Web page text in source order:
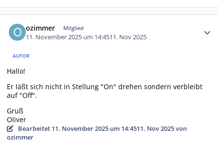
ozimmer Mitglied
11. November 2025 um 14:4511. Nov 2025
AUTOR
Hallo!
Er läßt sich nicht in Stellung "On" drehen sondern verbleibt
auf "Off".
Gruß
Oliver
Bearbeitet 11. November 2025 um 14:4511. Nov 2025von
ozimmer